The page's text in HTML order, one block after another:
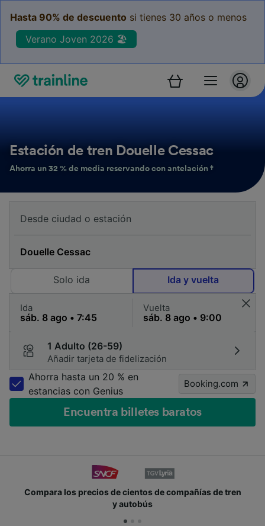
Hasta 90% de descuento si tienes 30 años o menos
Verano Joven 2026 🏖️
Estación de tren Douelle Cessac
Ahorra un 32 % de media reservando con antelación †
Solo ida Ida y vuelta
Ida Vuelta
1 Adulto (26-59)
Añadir tarjeta de fidelización
Ahorra hasta un 20 % en
estancias con Genius
Booking.com
Encuentra billetes baratos
Compara los precios de cientos de compañías de tren
y autobús